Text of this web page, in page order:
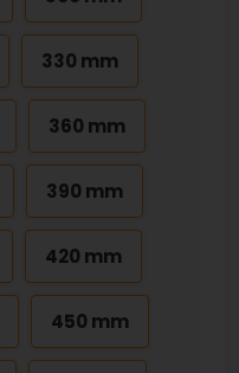
330 mm
360 mm
390 mm
420 mm
450 mm